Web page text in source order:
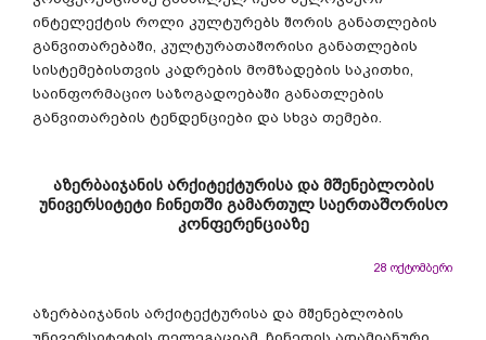
ინტელექტის როლი კულტურებს შორის განათლების
განვითარებაში, კულტურათაშორისი განათლების
სისტემებისთვის კადრების მომზადების საკითხი,
საინფორმაციო საზოგადოებაში განათლების
განვითარების ტენდენციები და სხვა თემები.
აზერბაიჯანის არქიტექტურისა და მშენებლობის
უნივერსიტეტი ჩინეთში გამართულ საერთაშორისო
კონფერენციაზე
28 ოქტომბერი
აზერბაიჯანის არქიტექტურისა და მშენებლობის